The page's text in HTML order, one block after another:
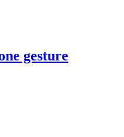
gesture